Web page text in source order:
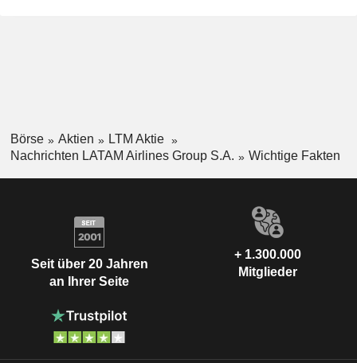
Börse Aktien
LTM Aktie
Nachrichten LATAM Airlines Group S.A.
Wichtige Fakten
Seit über 20 Jahren
an Ihrer Seite
+ 1.300.000
Mitglieder